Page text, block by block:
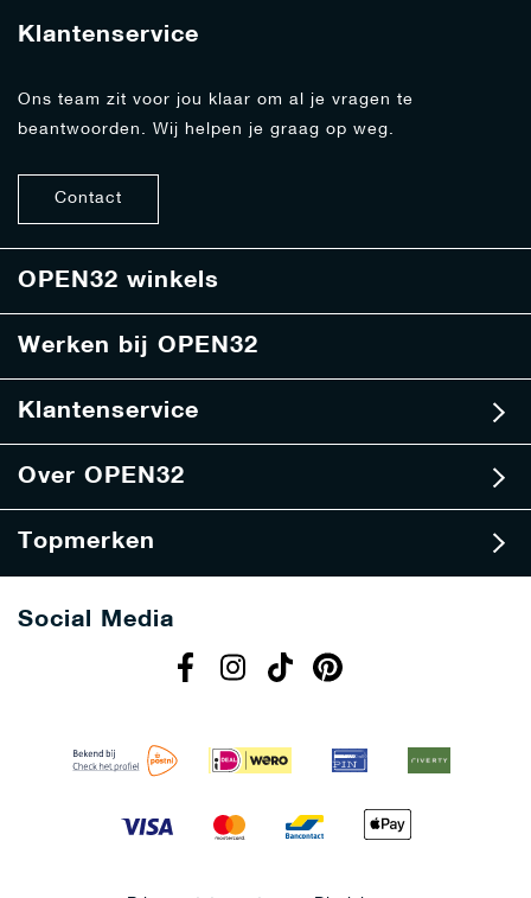
o
n
z
n
e
u
w
r
f
Klantenservice
Ons team zit voor jou klaar om al je vragen te
beantwoorden. Wij helpen je graag op weg.
Contact
OPEN32 winkels
Werken bij OPEN32
Klantenservice
Over OPEN32
Topmerken
Social Media